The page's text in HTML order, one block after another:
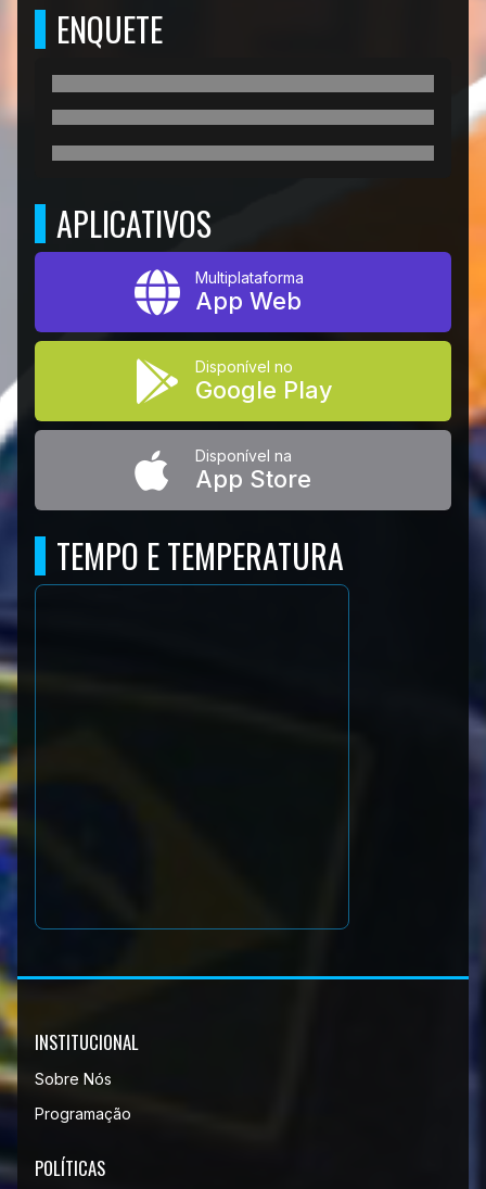
ENQUETE
APLICATIVOS
Multiplataforma
App Web
Disponível no
Google Play
Disponível na
App Store
TEMPO E TEMPERATURA
INSTITUCIONAL
Sobre Nós
Programação
POLÍTICAS